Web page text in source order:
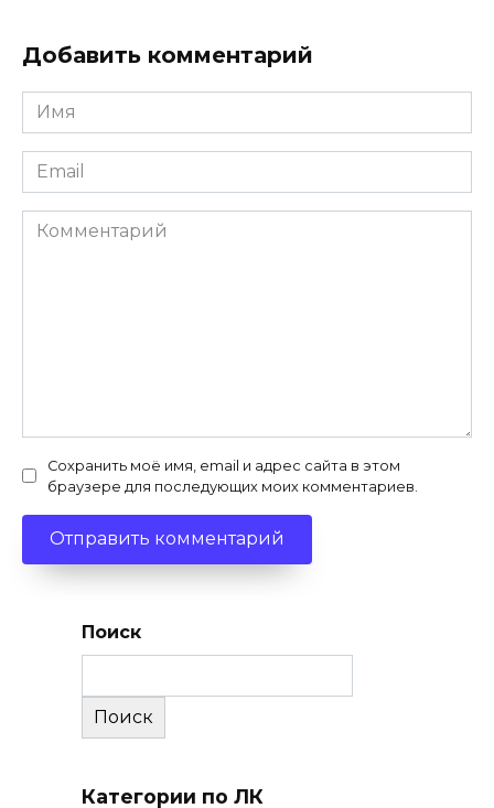
Добавить комментарий
Имя
*
Email
*
Комментарий
Сохранить моё имя, email и адрес сайта в этом
браузере для последующих моих комментариев.
Поиск
Поиск
Категории по ЛК